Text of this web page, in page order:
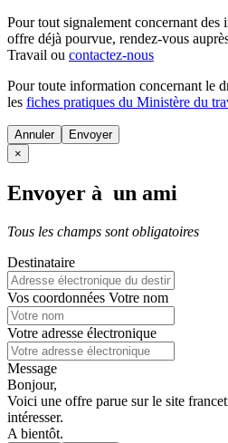
Pour tout signalement concernant des
offre déjà pourvue, rendez-vous
Travail ou contactez-nous
Pour toute information concernant le
les fiches pratiques du Ministère du
Annuler
×
Envoyer à un ami
Tous les champs sont obligatoires
Destinataire
Vos coordonnées Votre nom
Votre adresse électronique
Message
Bonjour,
Voici une offre parue sur le site
intéresser.
A bientôt.